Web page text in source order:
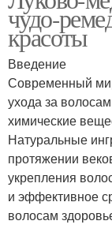
чудо-
красоты
Введение
Современный
ухода за
химические
Натуральные
протяжении
укрепления
и эффективное
волосам